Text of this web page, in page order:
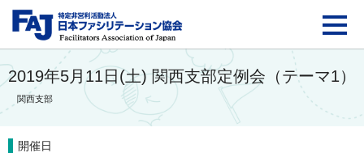
FAJ：特定非営利活動
2019年5月11日(土) 関西支部定例会（テーマ1）
関西支部
開催日